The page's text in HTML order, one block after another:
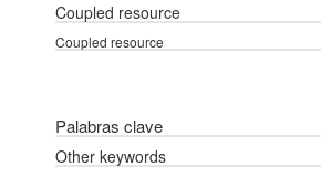
Coupled resource
Coupled resource
Palabras clave
Other keywords